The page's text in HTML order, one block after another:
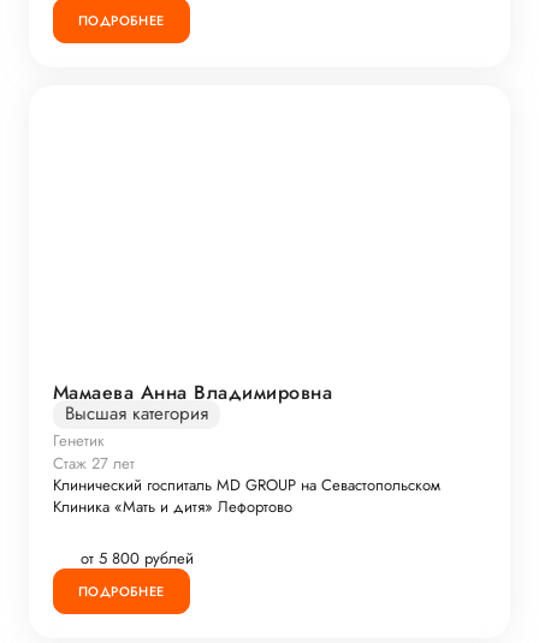
ПОДРОБНЕЕ
Мамаева Анна Владимировна
Высшая категория
Генетик
Стаж 27 лет
Клинический госпиталь MD GROUP на Севастопольском
Клиника «Мать и дитя» Лефортово
от 5 800 рублей
ПОДРОБНЕЕ